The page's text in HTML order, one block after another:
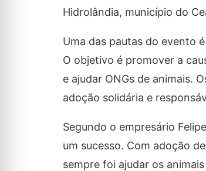
Hidrolândia, município do
Uma das pautas do evento
O objetivo é promover a
e ajudar ONGs de animais.
adoção solidária e
Segundo o empresário
um sucesso. Com adoção
sempre foi ajudar os